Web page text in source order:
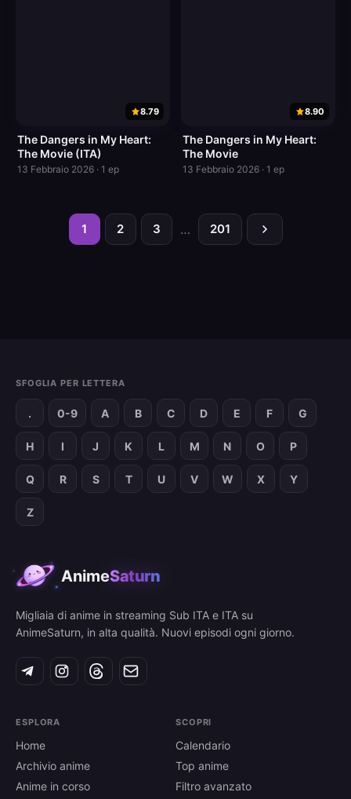
8.79
The Dangers in My Heart:
The Movie (ITA)
13 Febbraio 2026 · 1 ep
8.90
The Dangers in My Heart:
The Movie
13 Febbraio 2026 · 1 ep
1 2 3 … 201
SFOGLIA PER LETTERA
. 0-9 A B C D E F G
H I J K L M N O P
Q R S T U V W X Y
Z
AnimeSaturn
Migliaia di anime in streaming Sub ITA e ITA su
AnimeSaturn, in alta qualità. Nuovi episodi ogni giorno.
ESPLORA
Home
Archivio anime
Anime in corso
SCOPRI
Calendario
Top anime
Filtro avanzato